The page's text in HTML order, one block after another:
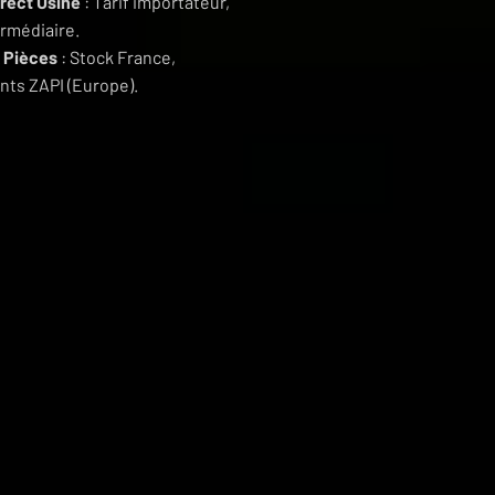
Pièces : Stock France,
ZAPI (Europe).